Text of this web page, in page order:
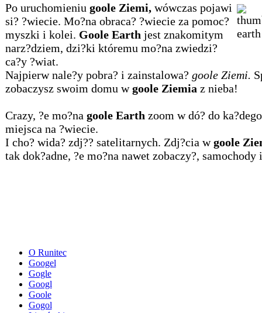
Po uruchomieniu goole Ziemi,wówczas pojawi
si? ?wiecie. Mo?na obraca? ?wiecie za pomoc?
myszki i kolei. Goole Earth jest znakomitym
narz?dziem, dzi?ki któremu mo?na zwiedzi?
ca?y ?wiat.
Najpierw nale?y pobra? i zainstalowa? goole Ziemi.
zobaczysz swoim domu wgoole Ziemia z nieba!
Crazy, ?e mo?na goole Earth zoom w dó? do ka?dego
miejsca na ?wiecie.
I cho? wida? zdj?? satelitarnych. Zdj?cia wgoole
tak dok?adne, ?e mo?na nawet zobaczy?,
O Runitec
Googel
Gogle
Googl
Goole
Gogol